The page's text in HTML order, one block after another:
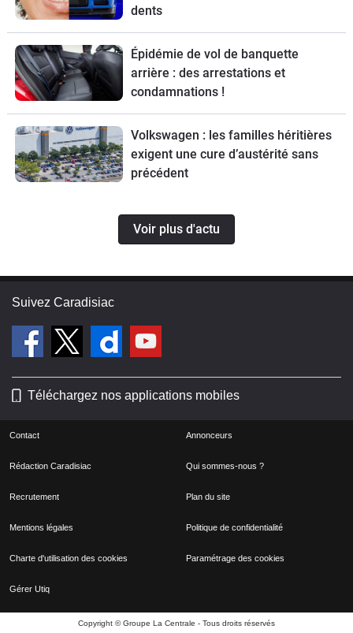
dents
Épidémie de vol de banquette
arrière : des arrestations et
condamnations !
Volkswagen : les familles héritières
exigent une cure d’austérité sans
précédent
Voir plus d'actu
Suivez Caradisiac
Téléchargez nos applications mobiles
Contact Annonceurs
Rédaction Caradisiac Qui sommes-nous ?
Recrutement Plan du site
Mentions légales Politique de confidentialité
Charte d'utilisation des cookies Paramétrage des cookies
Gérer Utiq
Copyright © Groupe La Centrale - Tous droits réservés